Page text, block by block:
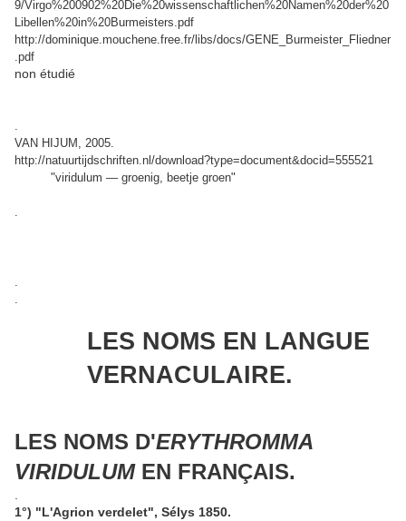
9/Virgo%200902%20Die%20wissenschaftlichen%20Namen%20der%20
Libellen%20in%20Burmeisters.pdf
http://dominique.mouchene.free.fr/libs/docs/GENE_Burmeister_Fliedner
.pdf
non étudié
.
VAN HIJUM, 2005.
http://natuurtijdschriften.nl/download?type=document&docid=555521
"viridulum — groenig, beetje groen"
.
.
.
LES NOMS EN LANGUE
VERNACULAIRE.
LES NOMS D'ERYTHROMMA
VIRIDULUMEN FRANÇAIS.
1°) "L'Agrion verdelet", Sélys 1850.